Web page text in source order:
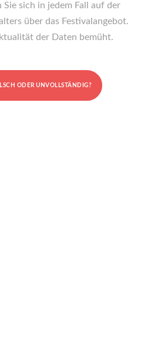
sich in jedem Fall auf der
über das Festivalangebot.
der Daten bemüht.
ODER UNVOLLSTÄNDIG?